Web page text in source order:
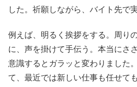
した。祈願しながら、バイト先で
例えば、明るく挨拶をする。周り
に、声を掛けて手伝う。本当にさ
意識するとガラッと変わりました
て、最近では新しい仕事も任せて